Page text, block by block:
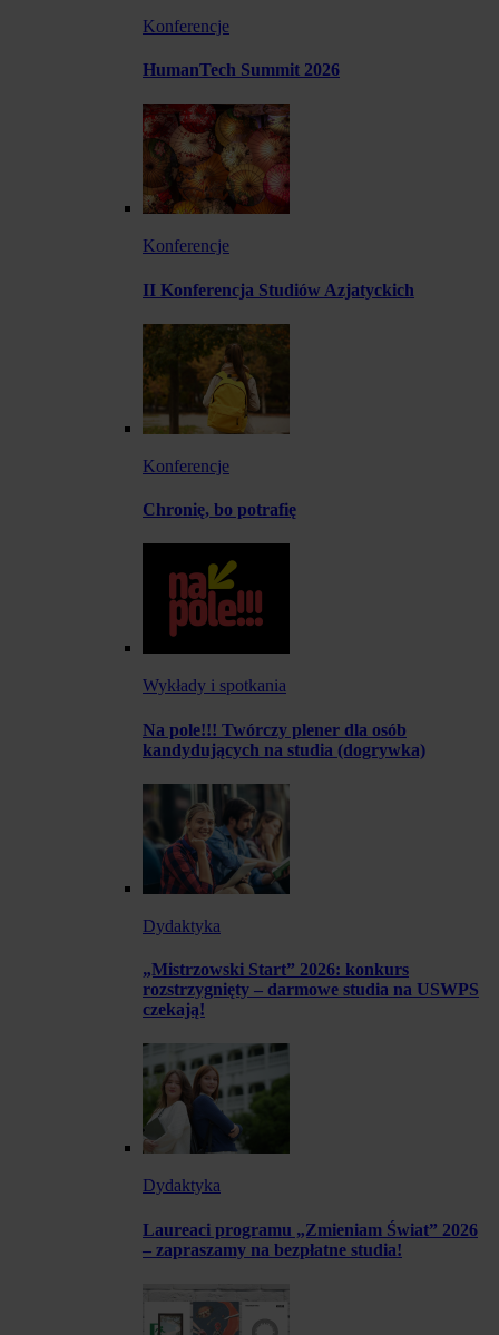
Konferencje
HumanTech Summit 2026
Konferencje
II Konferencja Studiów Azjatyckich
Konferencje
Chronię, bo potrafię
Wykłady i spotkania
Na pole!!! Twórczy plener dla osób
kandydujących na studia (dogrywka)
Dydaktyka
„Mistrzowski Start” 2026: konkurs
rozstrzygnięty – darmowe studia na USWPS
czekają!
Dydaktyka
Laureaci programu „Zmieniam Świat” 2026
– zapraszamy na bezpłatne studia!